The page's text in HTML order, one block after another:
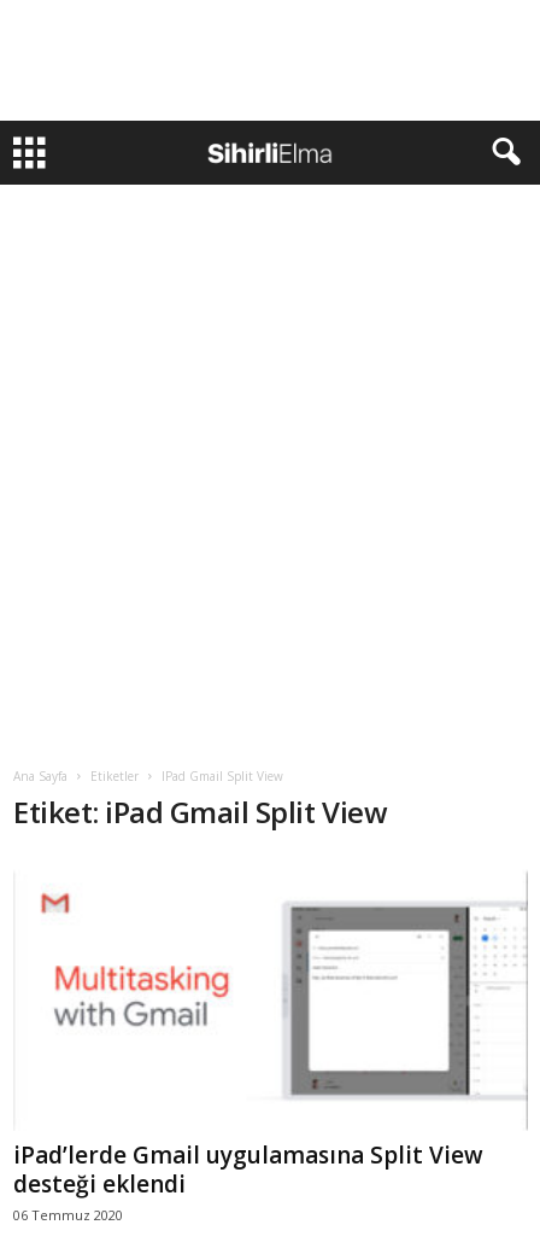
Ana Sayfa Etiketler IPad Gmail Split View
Etiket: iPad Gmail Split View
iPad’lerde Gmail uygulamasına Split View
desteği eklendi
06 Temmuz 2020